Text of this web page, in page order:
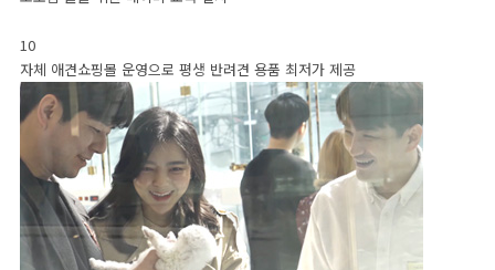
카톡상담
10
자체 애견쇼핑몰 운영으로 평생 반려견 용품 최저가 제공